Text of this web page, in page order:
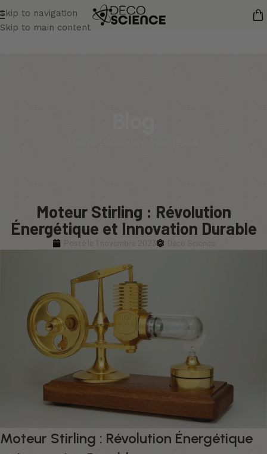
Skip to navigation
Skip to main content
Moteur Stirling : Révolution
Énergétique et Innovation Durable
Posté le 1 novembre 2023 Déco Science
Moteur Stirling : Révolution Énergétique